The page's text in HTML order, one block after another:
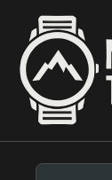
contenu
principal